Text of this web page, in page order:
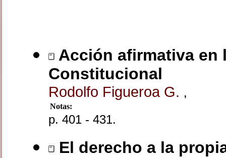
Acción afirmativa en
Constitucional
Rodolfo Figueroa G. ,
Notas:
p. 401 - 431.
El derecho a la